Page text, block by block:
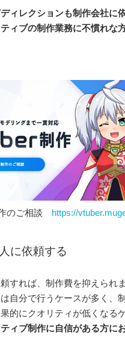
ィレクションも制作会社に
ィブの制作業務に不慣れな
のご相談 https://
に依頼する
すれば、制作費を抑えられ
自分で行うケースが多く、
的にクオリティが低くなる
ィブ制作に自信がある方に